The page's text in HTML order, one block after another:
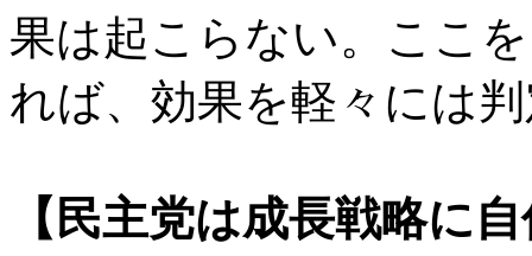
果は起こらない。ここ
れば、効果を軽々には
【民主党は成長戦略に